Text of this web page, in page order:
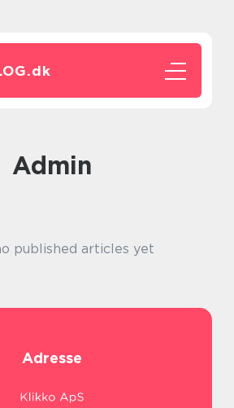
dk
admin
published articles yet
Adresse